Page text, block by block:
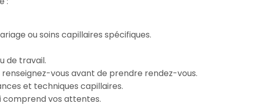
ou soins capillaires spécifiques.
de travail.
vous avant de prendre rendez-vous.
et techniques capillaires.
comprend vos attentes.